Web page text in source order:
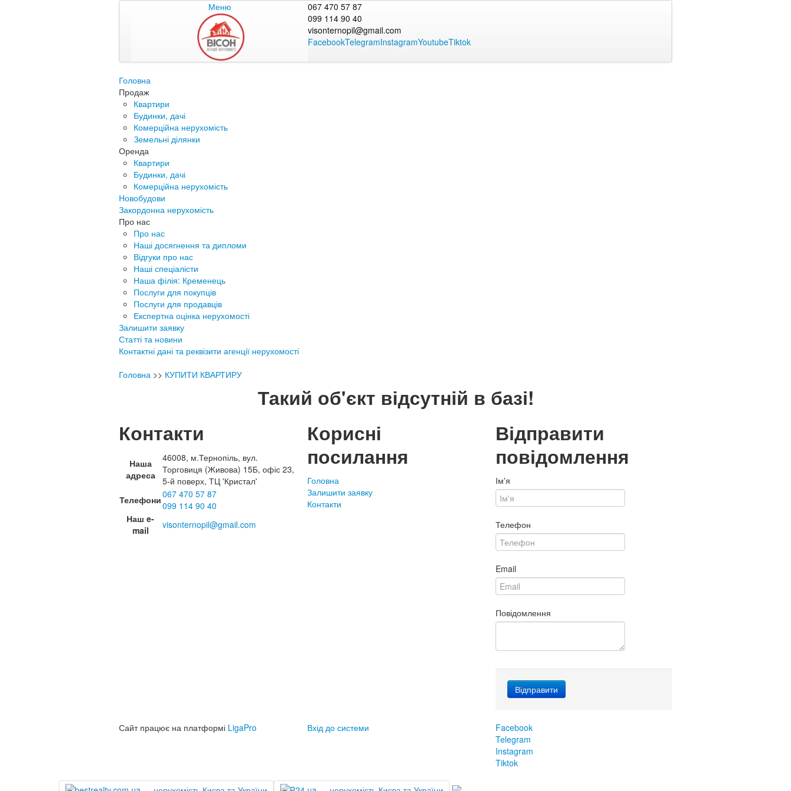
Меню
067 470 57 87
099 114 90 40
visonternopil@gmail.com
FacebookTelegramInstagramYoutubeTiktok
Головна
Продаж
Квартири
Будинки, дачі
Комерційна нерухомість
Земельні ділянки
Оренда
Квартири
Будинки, дачі
Комерційна нерухомість
Новобудови
Закордонна нерухомість
Про нас
Про нас
Наші досягнення та дипломи
Відгуки про нас
Наші спеціалісти
Наша філія: Кременець
Послуги для покупців
Послуги для продавців
Експертна оцінка нерухомості
Залишити заявку
Статті та новини
Контактні дані та реквізити агенції нерухомості
Головна >> КУПИТИ КВАРТИРУ
Такий об'єкт відсутній в базі!
Контакти
Наша
адреса
46008, м.Тернопіль, вул.
Торговиця (Живова) 15Б, офіс 23,
5-й поверх, ТЦ 'Кристал'
Телефони067 470 57 87
099 114 90 40
Наш e-
mail
visonternopil@gmail.com
Корисні
посилання
Головна
Залишити заявку
Контакти
Відправити
повідомлення
Ім'я
Телефон
Email
Повідомлення
Сайт працює на платформі LigaPro Вхід до системи
Facebook
Telegram
Instagram
Tiktok